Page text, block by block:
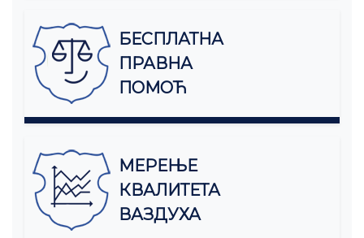
БЕСПЛАТНА
ПРАВНА
ПОМОЋ
МЕРЕЊЕ
КВАЛИТЕТА
ВАЗДУХА